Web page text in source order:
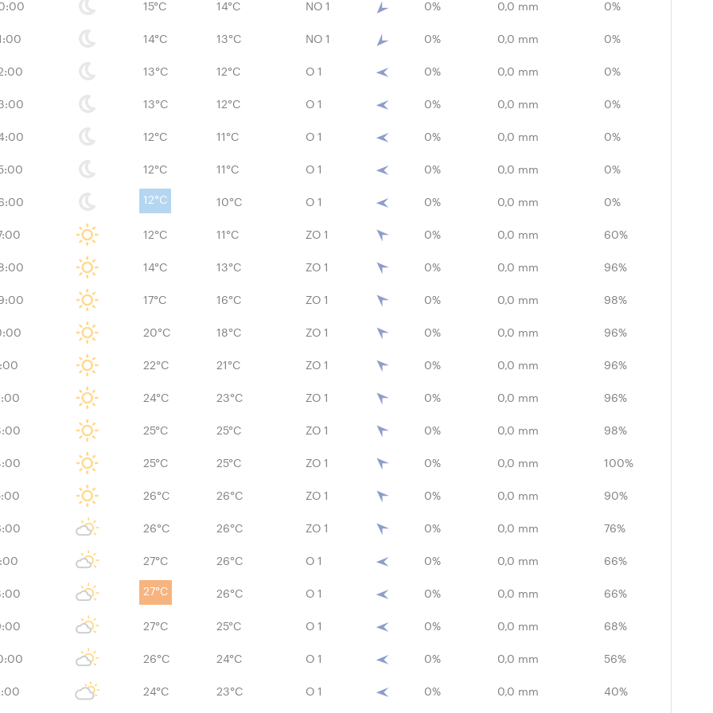
15°C 14°C NO 1 0% 0,0 mm 0%
14°C 13°C NO 1 0% 0,0 mm 0%
13°C 12°C O 1 0% 0,0 mm 0%
13°C 12°C O 1 0% 0,0 mm 0%
12°C 11°C O 1 0% 0,0 mm 0%
12°C 11°C O 1 0% 0,0 mm 0%
12°C 10°C O 1 0% 0,0 mm 0%
12°C 11°C ZO 1 0% 0,0 mm 60%
14°C 13°C ZO 1 0% 0,0 mm 96%
17°C 16°C ZO 1 0% 0,0 mm 98%
20°C 18°C ZO 1 0% 0,0 mm 96%
22°C 21°C ZO 1 0% 0,0 mm 96%
24°C 23°C ZO 1 0% 0,0 mm 96%
25°C 25°C ZO 1 0% 0,0 mm 98%
25°C 25°C ZO 1 0% 0,0 mm 100%
26°C 26°C ZO 1 0% 0,0 mm 90%
26°C 26°C ZO 1 0% 0,0 mm 76%
27°C 26°C O 1 0% 0,0 mm 66%
27°C 26°C O 1 0% 0,0 mm 66%
27°C 25°C O 1 0% 0,0 mm 68%
26°C 24°C O 1 0% 0,0 mm 56%
24°C 23°C O 1 0% 0,0 mm 40%